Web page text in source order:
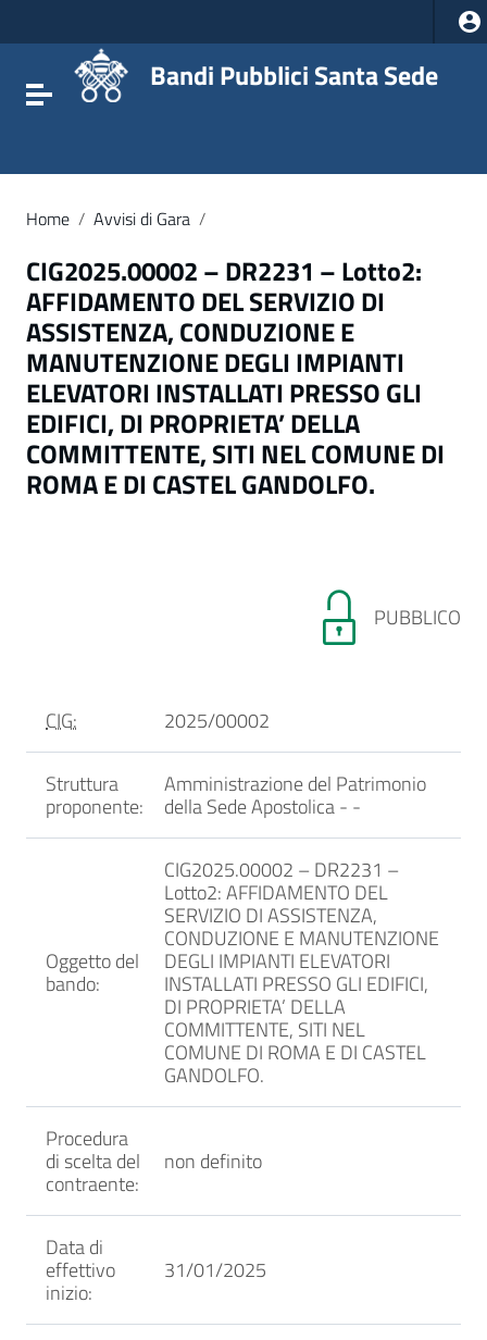
Vai al footer
Attiva / disattiva la navigazione
Bandi Pubblici Santa Sede
Home / Avvisi di Gara /
CIG2025.00002 – DR2231 – Lotto2:
AFFIDAMENTO DEL SERVIZIO DI
ASSISTENZA, CONDUZIONE E
MANUTENZIONE DEGLI IMPIANTI
ELEVATORI INSTALLATI PRESSO GLI
EDIFICI, DI PROPRIETA’ DELLA
COMMITTENTE, SITI NEL COMUNE DI
ROMA E DI CASTEL GANDOLFO.
PUBBLICO
CIG: 2025/00002
Struttura
proponente:
Amministrazione del Patrimonio
della Sede Apostolica - -
Oggetto del
bando:
CIG2025.00002 – DR2231 –
Lotto2: AFFIDAMENTO DEL
SERVIZIO DI ASSISTENZA,
CONDUZIONE E MANUTENZIONE
DEGLI IMPIANTI ELEVATORI
INSTALLATI PRESSO GLI EDIFICI,
DI PROPRIETA’ DELLA
COMMITTENTE, SITI NEL
COMUNE DI ROMA E DI CASTEL
GANDOLFO.
Procedura
di scelta del
contraente:
non definito
Data di
effettivo
inizio:
31/01/2025